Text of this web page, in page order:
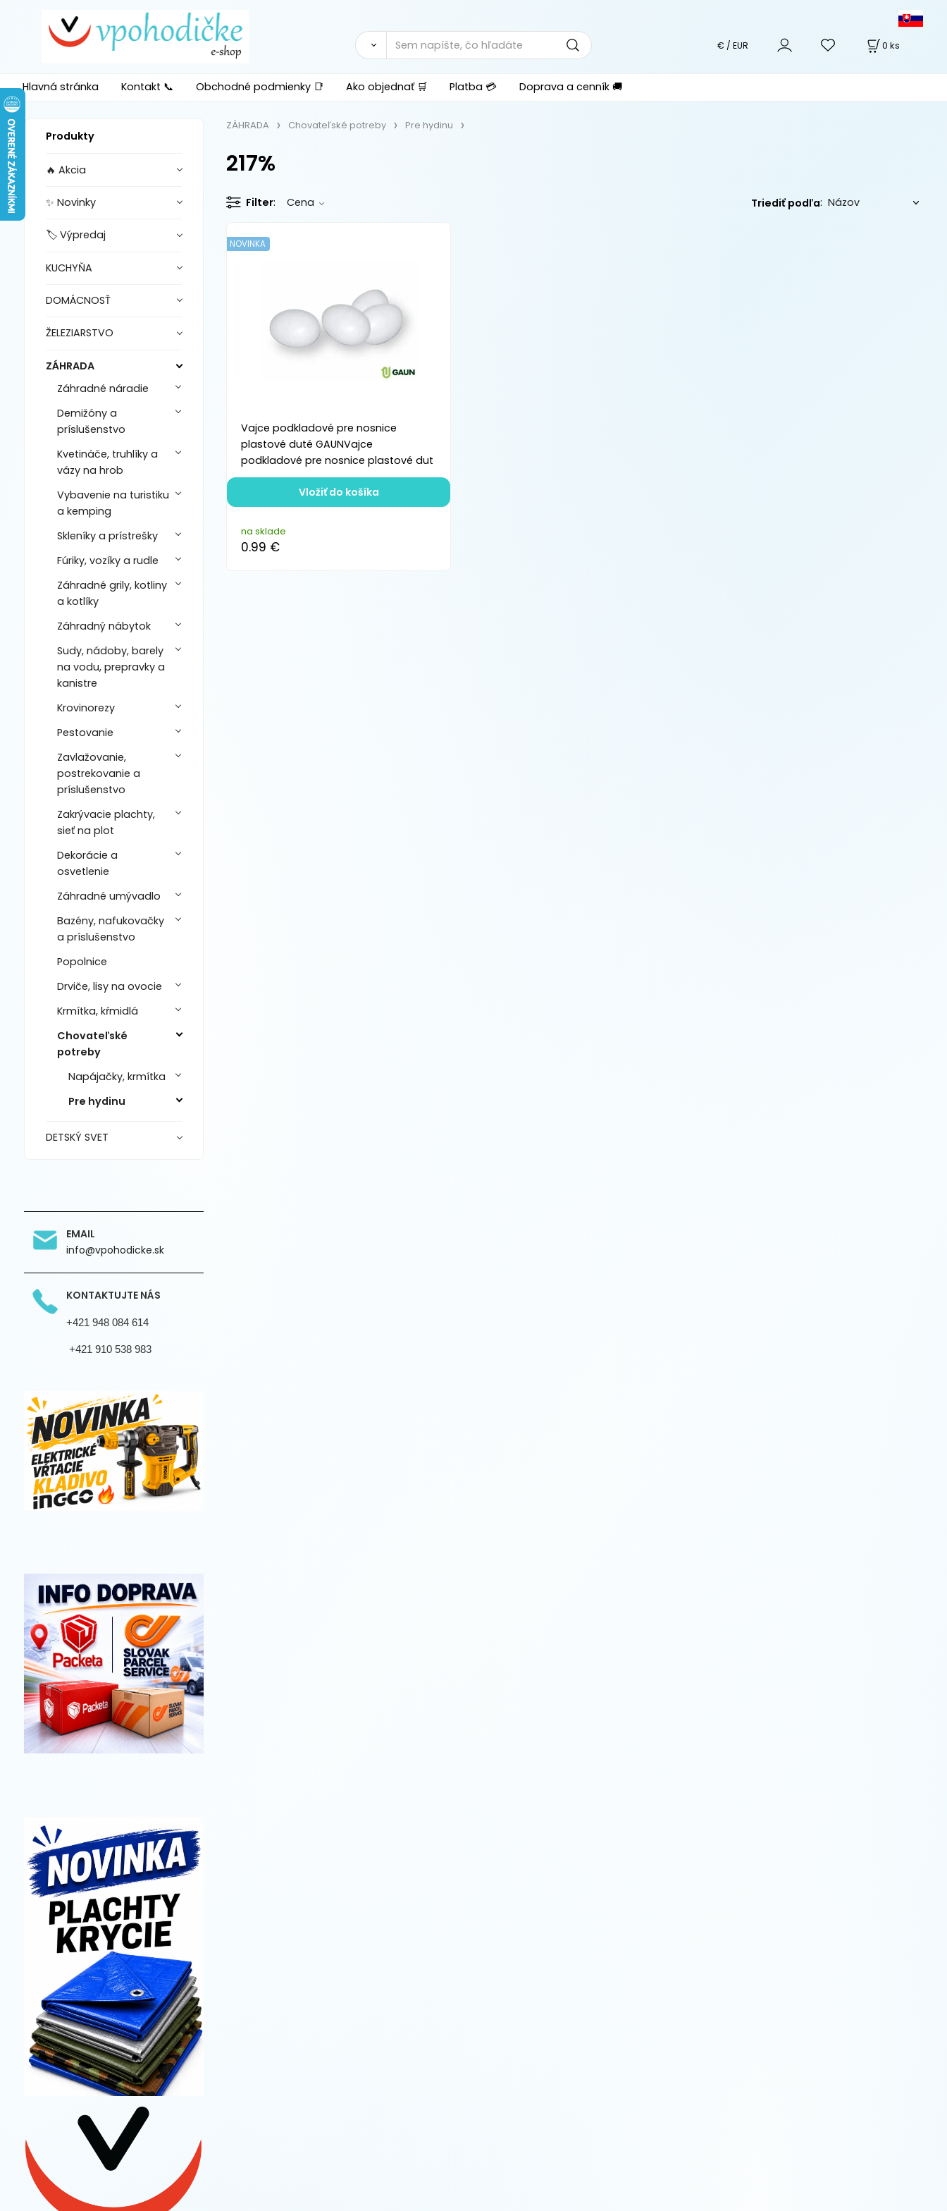
0 ks
€ / EUR
Hlavná stránka Kontakt 📞 Obchodné podmienky 📑 Ako objednať 🛒 Platba 💳 Doprava a cenník 🚚
Produkty
🔥 Akcia
✨ Novinky
🏷️ Výpredaj
KUCHYŇA
DOMÁCNOSŤ
ŽELEZIARSTVO
ZÁHRADA
Záhradné náradie
Demižóny a
príslušenstvo
Kvetináče, truhlíky a
vázy na hrob
Vybavenie na turistiku
a kemping
Skleníky a prístrešky
Fúriky, vozíky a rudle
Záhradné grily, kotliny
a kotlíky
Záhradný nábytok
Sudy, nádoby, barely
na vodu, prepravky a
kanistre
Krovinorezy
Pestovanie
Zavlažovanie,
postrekovanie a
príslušenstvo
Zakrývacie plachty,
sieť na plot
Dekorácie a
osvetlenie
Záhradné umývadlo
Bazény, nafukovačky
a príslušenstvo
Popolnice
Drviče, lisy na ovocie
Krmítka, kŕmidlá
Chovateľské
potreby
Napájačky, krmítka
Pre hydinu
DETSKÝ SVET
EMAIL
info@vpohodicke.sk
KONTAKTUJTE NÁS
+421 948 084 614
+421 910 538 983
ZÁHRADA Chovateľské potreby Pre hydinu
217%
Filter Cena Triediť podľa:
Vajce podkladové pre nosnice
plastové duté GAUNVajce
podkladové pre nosnice plastové dut
NOVINKA
na sklade
0.99 €
Vložiť do košíka